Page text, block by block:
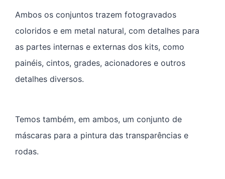
Ambos os conjuntos trazem fotogravados
coloridos e em metal natural, com detalhes para
as partes internas e externas dos kits, como
painéis, cintos, grades, acionadores e outros
detalhes diversos.
Temos também, em ambos, um conjunto de
máscaras para a pintura das transparências e
rodas.